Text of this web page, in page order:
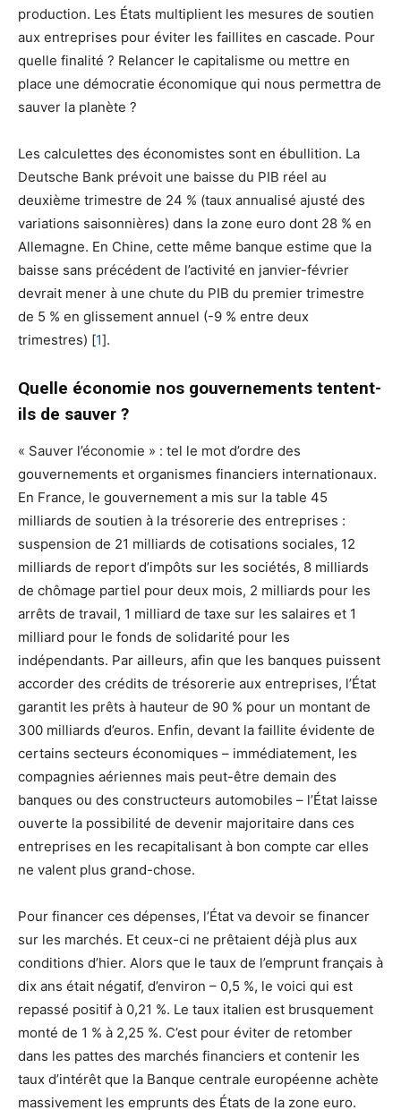
production. Les États multiplient les mesures de soutien
aux entreprises pour éviter les faillites en cascade. Pour
quelle finalité ? Relancer le capitalisme ou mettre en
place une démocratie économique qui nous permettra de
sauver la planète ?
Les calculettes des économistes sont en ébullition. La
Deutsche Bank prévoit une baisse du PIB réel au
deuxième trimestre de 24 % (taux annualisé ajusté des
variations saisonnières) dans la zone euro dont 28 % en
Allemagne. En Chine, cette même banque estime que la
baisse sans précédent de l’activité en janvier-février
devrait mener à une chute du PIB du premier trimestre
de 5 % en glissement annuel (-9 % entre deux
trimestres) [1].
Quelle économie nos gouvernements tentent-
ils de sauver ?
« Sauver l’économie » : tel le mot d’ordre des
gouvernements et organismes financiers internationaux.
En France, le gouvernement a mis sur la table 45
milliards de soutien à la trésorerie des entreprises :
suspension de 21 milliards de cotisations sociales, 12
milliards de report d’impôts sur les sociétés, 8 milliards
de chômage partiel pour deux mois, 2 milliards pour les
arrêts de travail, 1 milliard de taxe sur les salaires et 1
milliard pour le fonds de solidarité pour les
indépendants. Par ailleurs, afin que les banques puissent
accorder des crédits de trésorerie aux entreprises, l’État
garantit les prêts à hauteur de 90 % pour un montant de
300 milliards d’euros. Enfin, devant la faillite évidente de
certains secteurs économiques – immédiatement, les
compagnies aériennes mais peut-être demain des
banques ou des constructeurs automobiles – l’État laisse
ouverte la possibilité de devenir majoritaire dans ces
entreprises en les recapitalisant à bon compte car elles
ne valent plus grand-chose.
Pour financer ces dépenses, l’État va devoir se financer
sur les marchés. Et ceux-ci ne prêtaient déjà plus aux
conditions d’hier. Alors que le taux de l’emprunt français à
dix ans était négatif, d’environ – 0,5 %, le voici qui est
repassé positif à 0,21 %. Le taux italien est brusquement
monté de 1 % à 2,25 %. C’est pour éviter de retomber
dans les pattes des marchés financiers et contenir les
taux d’intérêt que la Banque centrale européenne achète
massivement les emprunts des États de la zone euro.